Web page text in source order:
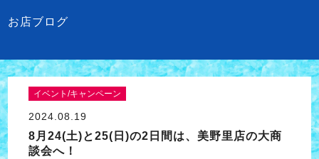
お店ブログ
イベント/キャンペーン
2024.08.19
8月24(土)と25(日)の2日間は、美野里店の大商
談会へ！